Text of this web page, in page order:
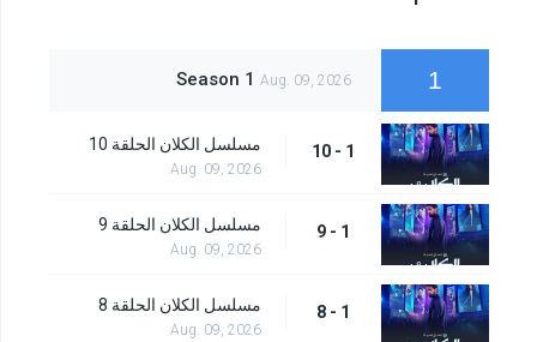
1
Season 1 Aug. 09, 2026
1 - 10 مسلسل الكلان الحلقة 10
Aug. 09, 2026
1 - 9 مسلسل الكلان الحلقة 9
Aug. 09, 2026
1 - 8 مسلسل الكلان الحلقة 8
Aug. 09, 2026